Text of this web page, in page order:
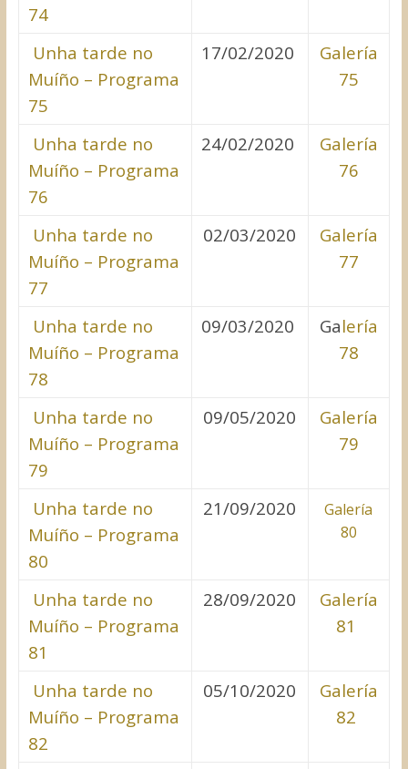
74
Unha tarde no
Muíño – Programa
75
17/02/2020
Galería
75
Unha tarde no
Muíño – Programa
76
24/02/2020
Galería
76
Unha tarde no
Muíño – Programa
77
02/03/2020
Galería
77
Unha tarde no
Muíño – Programa
78
09/03/2020 Galería
78
Unha tarde no
Muíño – Programa
79
09/05/2020
Galería
79
Unha tarde no
Muíño – Programa
80
21/09/2020
Galería
80
Unha tarde no
Muíño – Programa
81
28/09/2020
Galería
81
Unha tarde no
Muíño – Programa
82
05/10/2020
Galería
82